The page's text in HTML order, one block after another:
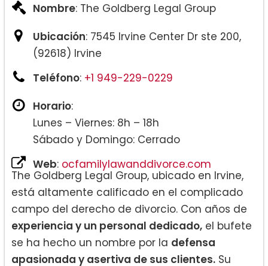
Nombre: The Goldberg Legal Group
Ubicación: 7545 Irvine Center Dr ste 200,
(92618) Irvine
Teléfono: +1 949-229-0229
Horario:
Lunes – Viernes: 8h – 18h
Sábado y Domingo: Cerrado
Web: ocfamilylawanddivorce.com
The Goldberg Legal Group, ubicado en Irvine,
está altamente calificado en el complicado
campo del derecho de divorcio. Con años de
experiencia y un personal dedicado, el bufete
se ha hecho un nombre por la defensa
apasionada y asertiva de sus clientes. Su